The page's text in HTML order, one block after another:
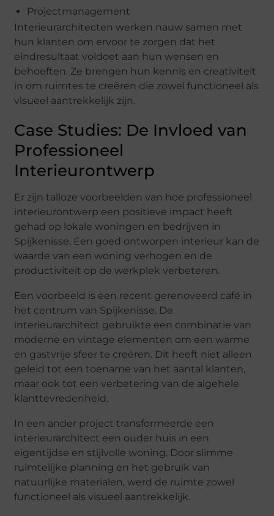
Projectmanagement
Interieurarchitecten werken nauw samen met
hun klanten om ervoor te zorgen dat het
eindresultaat voldoet aan hun wensen en
behoeften. Ze brengen hun kennis en creativiteit
in om ruimtes te creëren die zowel functioneel als
visueel aantrekkelijk zijn.
Case Studies: De Invloed van
Professioneel
Interieurontwerp
Er zijn talloze voorbeelden van hoe professioneel
interieurontwerp een positieve impact heeft
gehad op lokale woningen en bedrijven in
Spijkenisse. Een goed ontworpen interieur kan de
waarde van een woning verhogen en de
productiviteit op de werkplek verbeteren.
Een voorbeeld is een recent gerenoveerd café in
het centrum van Spijkenisse. De
interieurarchitect gebruikte een combinatie van
moderne en vintage elementen om een warme
en gastvrije sfeer te creëren. Dit heeft niet alleen
geleid tot een toename van het aantal klanten,
maar ook tot een verbetering van de algehele
klanttevredenheid.
In een ander project transformeerde een
interieurarchitect een ouder huis in een
eigentijdse en stijlvolle woning. Door slimme
ruimtelijke planning en het gebruik van
natuurlijke materialen, werd de ruimte zowel
functioneel als visueel aantrekkelijk.